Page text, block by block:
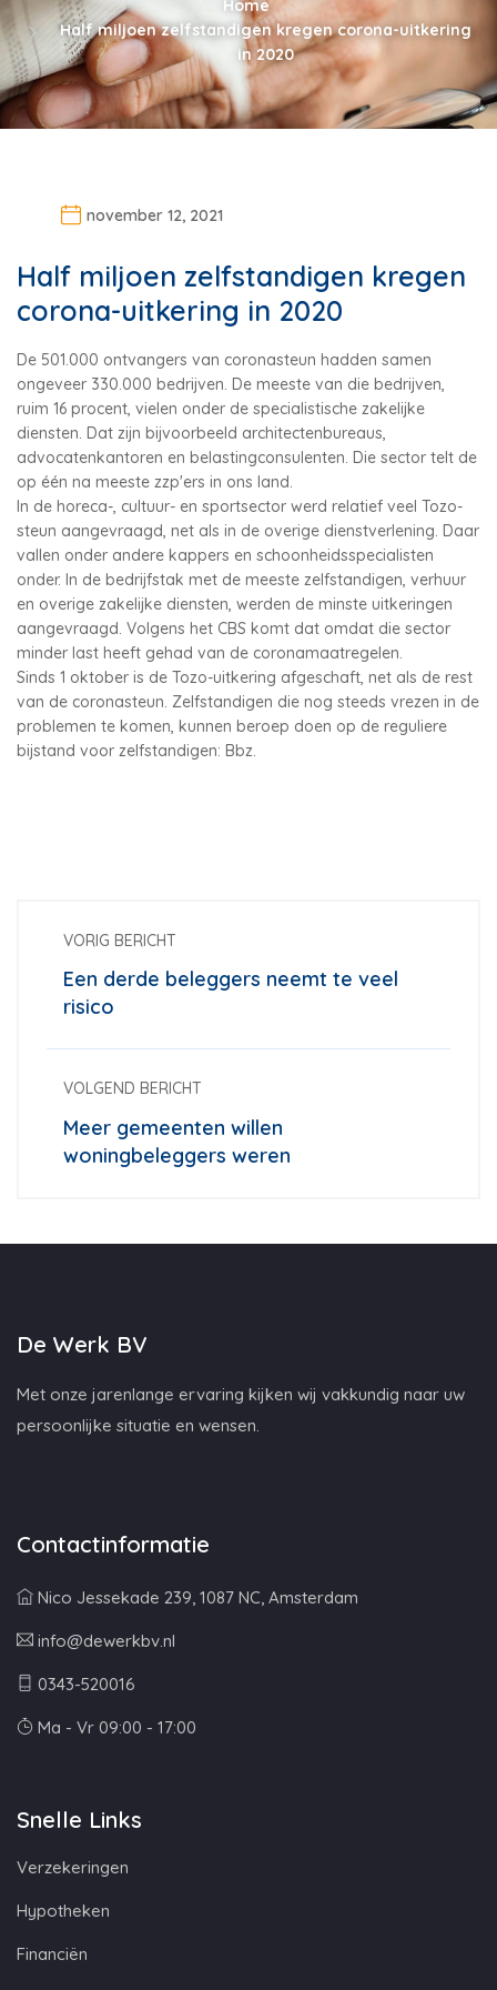
Home
Half miljoen zelfstandigen kregen corona-uitkering
in 2020
november 12, 2021
Half miljoen zelfstandigen kregen
corona-uitkering in 2020
De 501.000 ontvangers van coronasteun hadden samen
ongeveer 330.000 bedrijven. De meeste van die bedrijven,
ruim 16 procent, vielen onder de specialistische zakelijke
diensten. Dat zijn bijvoorbeeld architectenbureaus,
advocatenkantoren en belastingconsulenten. Die sector telt de
op één na meeste zzp'ers in ons land.
In de horeca-, cultuur- en sportsector werd relatief veel Tozo-
steun aangevraagd, net als in de overige dienstverlening. Daar
vallen onder andere kappers en schoonheidsspecialisten
onder. In de bedrijfstak met de meeste zelfstandigen, verhuur
en overige zakelijke diensten, werden de minste uitkeringen
aangevraagd. Volgens het CBS komt dat omdat die sector
minder last heeft gehad van de coronamaatregelen.
Sinds 1 oktober is de Tozo-uitkering afgeschaft, net als de rest
van de coronasteun. Zelfstandigen die nog steeds vrezen in de
problemen te komen, kunnen beroep doen op de reguliere
bijstand voor zelfstandigen: Bbz.
VORIG BERICHT
Een derde beleggers neemt te veel
risico
VOLGEND BERICHT
Meer gemeenten willen
woningbeleggers weren
De Werk BV
Met onze jarenlange ervaring kijken wij vakkundig naar uw
persoonlijke situatie en wensen.
Contactinformatie
Nico Jessekade 239, 1087 NC, Amsterdam
info@dewerkbv.nl
0343-520016
Ma - Vr 09:00 - 17:00
Snelle Links
Verzekeringen
Hypotheken
Financiën